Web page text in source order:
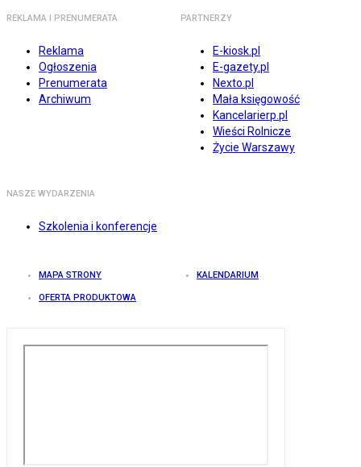
REKLAMA I PRENUMERATA
Reklama
Ogłoszenia
Prenumerata
Archiwum
PARTNERZY
E-kiosk.pl
E-gazety.pl
Nexto.pl
Mała księgowość
Kancelarierp.pl
Wieści Rolnicze
Życie Warszawy
NASZE WYDARZENIA
Szkolenia i konferencje
MAPA STRONY KALENDARIUM
OFERTA PRODUKTOWA